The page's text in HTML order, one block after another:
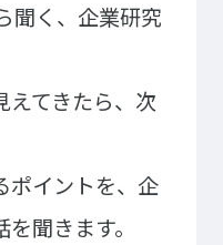
大学併修学科/教育専攻科/
テル専門学校
アラインサービス科
光・ツーリズム科
く、企業研究
えてきたら、次
ポイントを、企
聞きます。